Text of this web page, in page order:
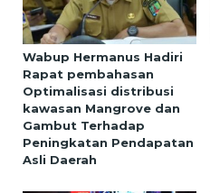
Wabup Hermanus Hadiri
Rapat pembahasan
Optimalisasi distribusi
kawasan Mangrove dan
Gambut Terhadap
Peningkatan Pendapatan
Asli Daerah